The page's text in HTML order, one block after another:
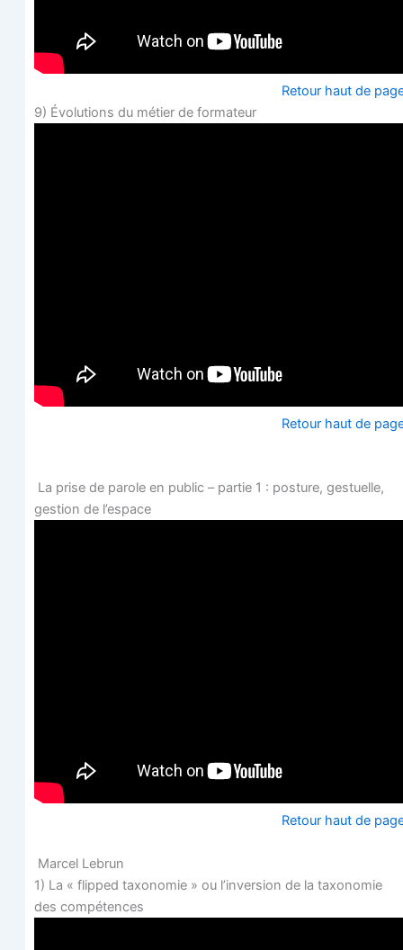
Retour haut de
9) Évo­lu­tions du métier de formateur
Retour haut de
La prise de parole en public – par­tie 1 : pos­ture, ges­tuelle,
ges­tion de l’espace
Retour haut de
Mar­cel Lebrun
1) La « flip­ped taxo­no­mie » ou l’in­ver­sion de la taxo­no­mie
des compétences